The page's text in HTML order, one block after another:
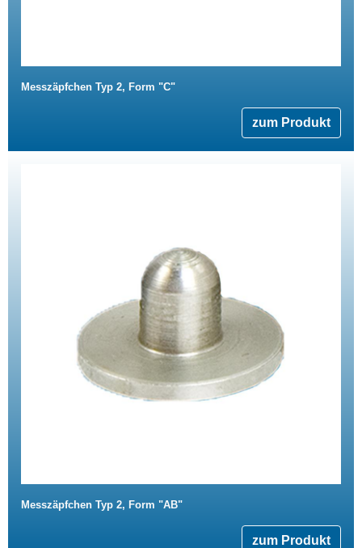
Messzäpfchen Typ 2, Form "C"
zum Produkt
Messzäpfchen Typ 2, Form "AB"
zum Produkt